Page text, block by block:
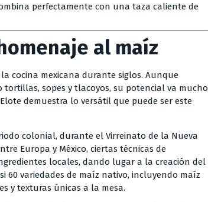
perfectamente con una taza caliente de
al maíz
cocina mexicana durante siglos. Aunque
sopes y tlacoyos, su potencial va mucho
demuestra lo versátil que puede ser este
colonial, durante el Virreinato de la Nueva
Europa y México, ciertas técnicas de
locales, dando lugar a la creación del
60 variedades de maíz nativo, incluyendo maíz
y texturas únicas a la mesa.